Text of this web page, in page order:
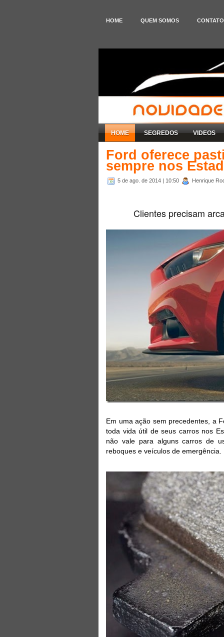
HOME QUEM SOMOS CONTATO
HOME SEGREDOS VIDEOS
Ford oferece
sempre nos
5 de ago. de 2014 | 10:50 Henrique
Clientes precisam
Em uma ação sem precedentes, a
toda vida útil de seus carros nos
não vale para alguns carros de
reboques e veículos de emergência.